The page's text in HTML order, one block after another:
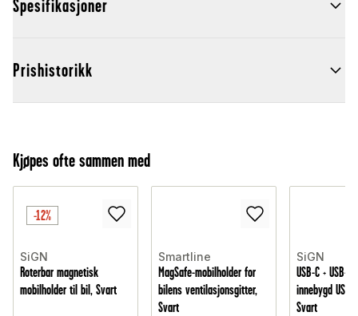
Spesifikasjoner
Prishistorikk
Kjøpes ofte sammen med
-12%
SiGN
Roterbar magnetisk
mobilholder til bil, Svart
Smartline
MagSafe-mobilholder for
bilens ventilasjonsgitter,
Svart
SiGN
USB-C + USB-
innebygd USB-
Svart